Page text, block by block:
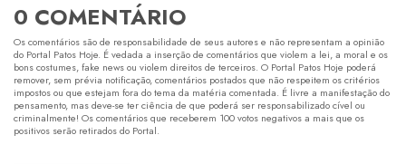
0 COMENTÁRIO
Os comentários são de responsabilidade de seus autores e não representam a opinião
do Portal Patos Hoje. É vedada a inserção de comentários que violem a lei, a moral e os
bons costumes, fake news ou violem direitos de terceiros. O Portal Patos Hoje poderá
remover, sem prévia notificação, comentários postados que não respeitem os critérios
impostos ou que estejam fora do tema da matéria comentada. É livre a manifestação do
pensamento, mas deve-se ter ciência de que poderá ser responsabilizado cível ou
criminalmente! Os comentários que receberem 100 votos negativos a mais que os
positivos serão retirados do Portal.